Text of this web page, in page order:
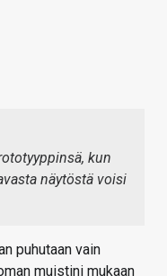
kun
näytöstä voisi
puhutaan vain
muistini mukaan